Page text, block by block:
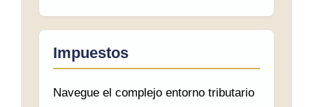
Impuestos
Navegue el complejo entorno tributario